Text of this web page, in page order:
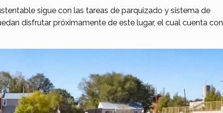
sigue con las tareas de parquizado y sistema de
disfrutar próximamente de este lugar, el cual cuenta con